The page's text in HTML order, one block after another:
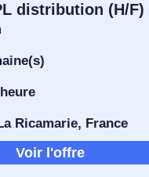
distribution (H/F)
Ricamarie, France
Voir l'offre